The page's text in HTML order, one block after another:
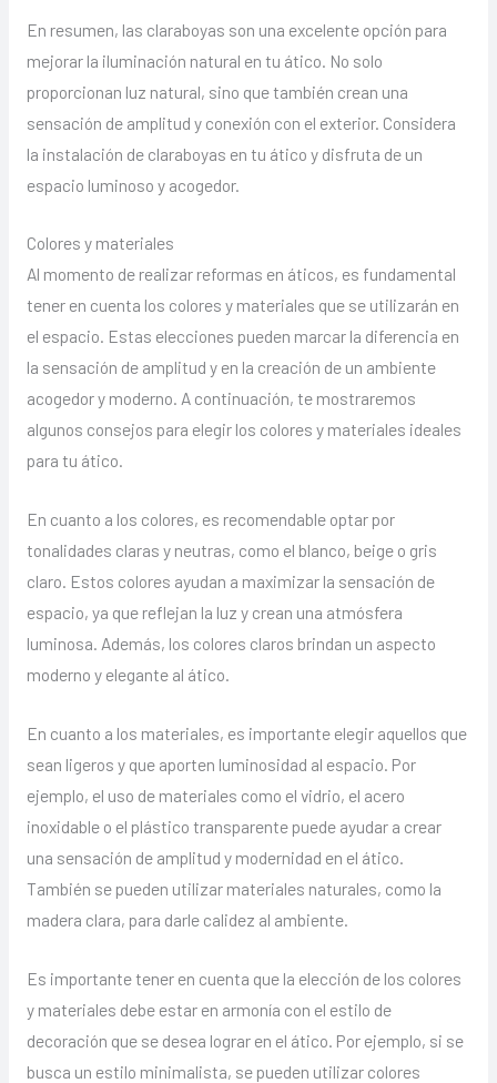
En resumen, las claraboyas son una excelente opción para
mejorar la iluminación natural en tu ático. No solo
proporcionan luz natural, sino que también crean una
sensación de amplitud y conexión con el exterior. Considera
la instalación de claraboyas en tu ático y disfruta de un
espacio luminoso y acogedor.
Colores y materiales
Al momento de realizar reformas en áticos, es fundamental
tener en cuenta los colores y materiales que se utilizarán en
el espacio. Estas elecciones pueden marcar la diferencia en
la sensación de amplitud y en la creación de un ambiente
acogedor y moderno. A continuación, te mostraremos
algunos consejos para elegir los colores y materiales ideales
para tu ático.
En cuanto a los colores, es recomendable optar por
tonalidades claras y neutras, como el blanco, beige o gris
claro. Estos colores ayudan a maximizar la sensación de
espacio, ya que reflejan la luz y crean una atmósfera
luminosa. Además, los colores claros brindan un aspecto
moderno y elegante al ático.
En cuanto a los materiales, es importante elegir aquellos que
sean ligeros y que aporten luminosidad al espacio. Por
ejemplo, el uso de materiales como el vidrio, el acero
inoxidable o el plástico transparente puede ayudar a crear
una sensación de amplitud y modernidad en el ático.
También se pueden utilizar materiales naturales, como la
madera clara, para darle calidez al ambiente.
Es importante tener en cuenta que la elección de los colores
y materiales debe estar en armonía con el estilo de
decoración que se desea lograr en el ático. Por ejemplo, si se
busca un estilo minimalista, se pueden utilizar colores